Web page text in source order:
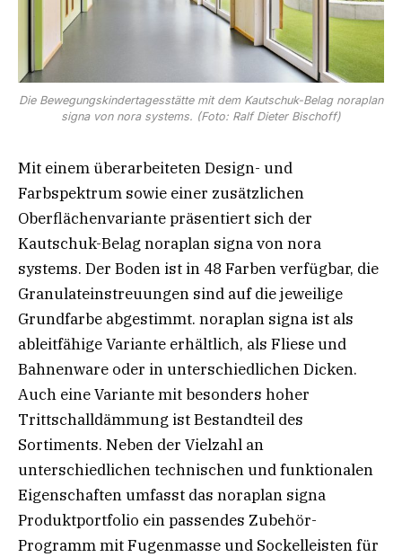
Die Bewegungskindertagesstätte mit dem Kautschuk-Belag noraplan
signa von nora systems. (Foto: Ralf Dieter Bischoff)
Mit einem überarbeiteten Design- und
Farbspektrum sowie einer zusätzlichen
Oberflächenvariante präsentiert sich der
Kautschuk-Belag noraplan signa von nora
systems. Der Boden ist in 48 Farben verfügbar, die
Granulateinstreuungen sind auf die jeweilige
Grundfarbe abgestimmt. noraplan signa ist als
ableitfähige Variante erhältlich, als Fliese und
Bahnenware oder in unterschiedlichen Dicken.
Auch eine Variante mit besonders hoher
Trittschalldämmung ist Bestandteil des
Sortiments. Neben der Vielzahl an
unterschiedlichen technischen und funktionalen
Eigenschaften umfasst das noraplan signa
Produktportfolio ein passendes Zubehör-
Programm mit Fugenmasse und Sockelleisten für